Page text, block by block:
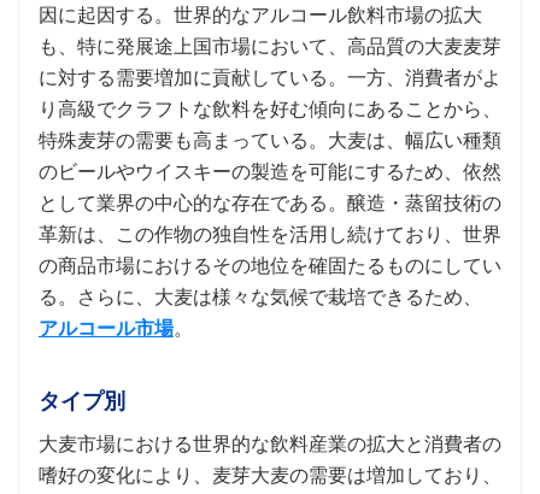
因に起因する。世界的なアルコール飲料市場の拡大
も、特に発展途上国市場において、高品質の大麦麦芽
に対する需要増加に貢献している。一方、消費者がよ
り高級でクラフトな飲料を好む傾向にあることから、
特殊麦芽の需要も高まっている。大麦は、幅広い種類
のビールやウイスキーの製造を可能にするため、依然
として業界の中心的な存在である。醸造・蒸留技術の
革新は、この作物の独自性を活用し続けており、世界
の商品市場におけるその地位を確固たるものにしてい
る。さらに、大麦は様々な気候で栽培できるため、
アルコール市場。
タイプ別
大麦市場における世界的な飲料産業の拡大と消費者の
嗜好の変化により、麦芽大麦の需要は増加しており、